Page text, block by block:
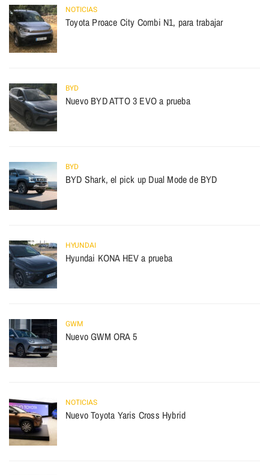
NOTICIAS
Toyota Proace City Combi N1, para trabajar
BYD
Nuevo BYD ATTO 3 EVO a prueba
BYD
BYD Shark, el pick up Dual Mode de BYD
HYUNDAI
Hyundai KONA HEV a prueba
GWM
Nuevo GWM ORA 5
NOTICIAS
Nuevo Toyota Yaris Cross Hybrid